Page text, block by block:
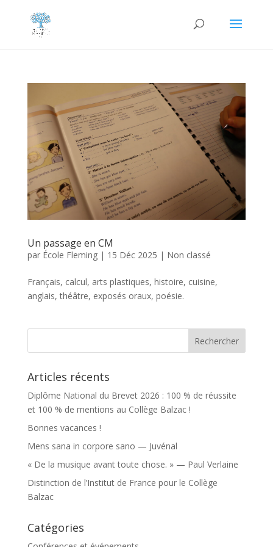
Un passage en CM
par École Fleming| 15 Déc 2025 | Non classé
Français, calcul, arts plastiques, histoire, cuisine,
anglais, théâtre, exposés oraux, poésie.
Articles récents
Diplôme National du Brevet 2026 : 100 % de réussite
et 100 % de mentions au Collège Balzac !
Bonnes vacances !
Mens sana in corpore sano — Juvénal
« De la musique avant toute chose. » — Paul Verlaine
Distinction de l’Institut de France pour le Collège
Balzac
Catégories